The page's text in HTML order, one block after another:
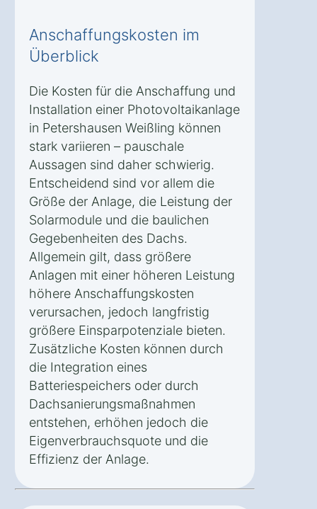
Anschaffungskosten im
Überblick
Die Kosten für die Anschaffung und
Installation einer Photovoltaikanlage
in Petershausen Weißling können
stark variieren – pauschale
Aussagen sind daher schwierig.
Entscheidend sind vor allem die
Größe der Anlage, die Leistung der
Solarmodule und die baulichen
Gegebenheiten des Dachs.
Allgemein gilt, dass größere
Anlagen mit einer höheren Leistung
höhere Anschaffungskosten
verursachen, jedoch langfristig
größere Einsparpotenziale bieten.
Zusätzliche Kosten können durch
die Integration eines
Batteriespeichers oder durch
Dachsanierungsmaßnahmen
entstehen, erhöhen jedoch die
Eigenverbrauchsquote und die
Effizienz der Anlage.